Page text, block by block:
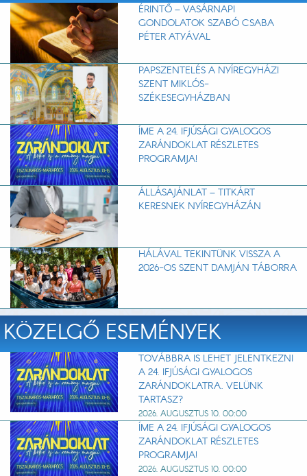
ÉRINTŐ – VASÁRNAPI
GONDOLATOK SZABÓ CSABA
PÉTER ATYÁVAL
PAPSZENTELÉS A NYÍREGYHÁZI
SZENT MIKLÓS-
SZÉKESEGYHÁZBAN
ÍME A 24. IFJÚSÁGI GYALOGOS
ZARÁNDOKLAT RÉSZLETES
PROGRAMJA!
ÁLLÁSAJÁNLAT – TITKÁRT
KERESNEK NYÍREGYHÁZÁN
HÁLÁVAL TEKINTÜNK VISSZA A
2026-OS SZENT DAMJÁN TÁBORRA
KÖZELGŐ ESEMÉNYEK
TOVÁBBRA IS LEHET JELENTKEZNI
A 24. IFJÚSÁGI GYALOGOS
ZARÁNDOKLATRA. VELÜNK
TARTASZ?
2026. AUGUSZTUS 10. 00:00
ÍME A 24. IFJÚSÁGI GYALOGOS
ZARÁNDOKLAT RÉSZLETES
PROGRAMJA!
2026. AUGUSZTUS 10. 00:00